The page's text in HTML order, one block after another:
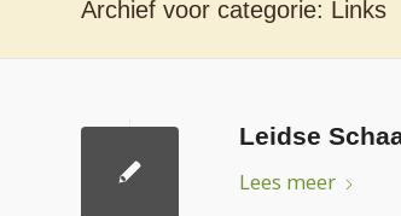
Archief voor categorie: Links
Leidse
Lees meer